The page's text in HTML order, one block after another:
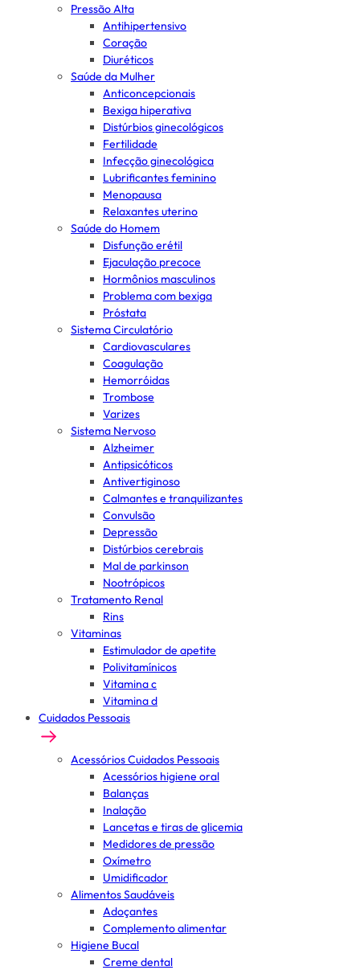
Pressão Alta
Antihipertensivo
Coração
Diuréticos
Saúde da Mulher
Anticoncepcionais
Bexiga hiperativa
Distúrbios ginecológicos
Fertilidade
Infecção ginecológica
Lubrificantes feminino
Menopausa
Relaxantes uterino
Saúde do Homem
Disfunção erétil
Ejaculação precoce
Hormônios masculinos
Problema com bexiga
Próstata
Sistema Circulatório
Cardiovasculares
Coagulação
Hemorróidas
Trombose
Varizes
Sistema Nervoso
Alzheimer
Antipsicóticos
Antivertiginoso
Calmantes e tranquilizantes
Convulsão
Depressão
Distúrbios cerebrais
Mal de parkinson
Nootrópicos
Tratamento Renal
Rins
Vitaminas
Estimulador de apetite
Polivitamínicos
Vitamina c
Vitamina d
Cuidados Pessoais
Acessórios Cuidados Pessoais
Acessórios higiene oral
Balanças
Inalação
Lancetas e tiras de glicemia
Medidores de pressão
Oxímetro
Umidificador
Alimentos Saudáveis
Adoçantes
Complemento alimentar
Higiene Bucal
Creme dental